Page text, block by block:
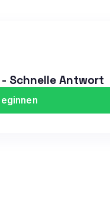
Schnelle Antwort